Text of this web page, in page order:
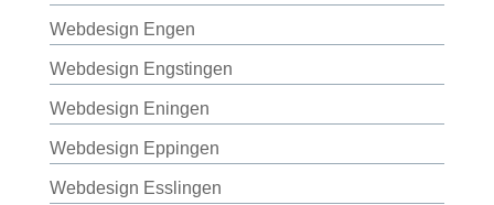
Webdesign Engen
Webdesign Engstingen
Webdesign Eningen
Webdesign Eppingen
Webdesign Esslingen